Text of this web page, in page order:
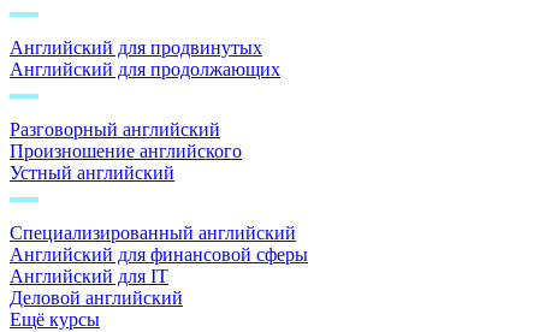
Английский для продвинутых
Английский для продолжающих
Разговорный английский
Произношение английского
Устный английский
Специализированный английский
Английский для финансовой сферы
Английский для IT
Деловой английский
Ещё курсы